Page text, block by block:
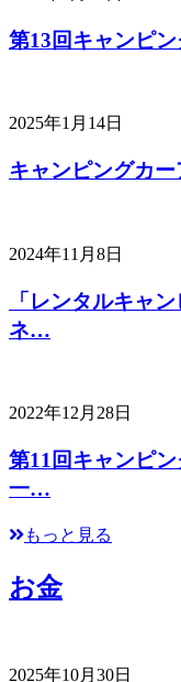
第13回キャンピ
2025年1月14日
キャンピングカ
2024年11月8日
「レンタルキャ
ネ…
2022年12月28日
第11回キャンピ
一…
もっと見る
お金
2025年10月30日